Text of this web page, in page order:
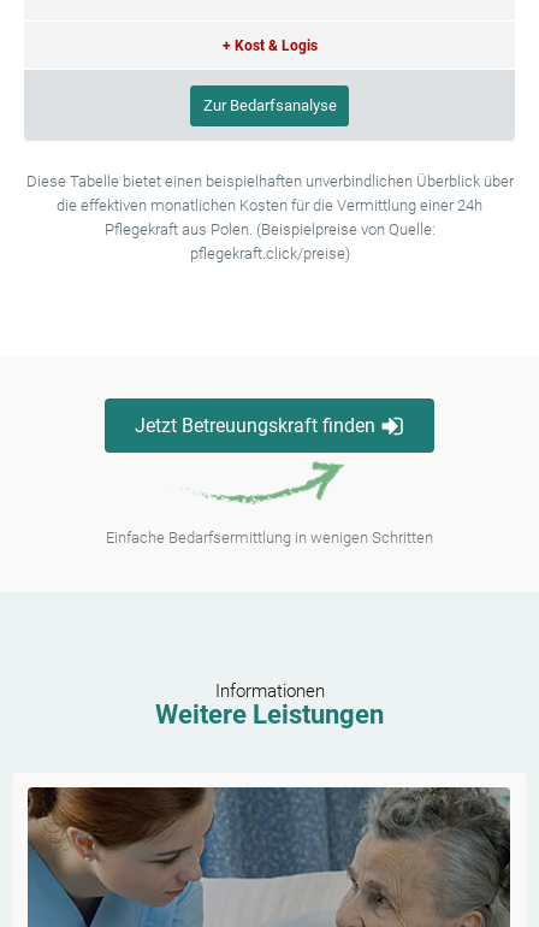
+ Kost & Logis
Zur Bedarfsanalyse
Diese Tabelle bietet einen beispielhaften unverbindlichen Überblick über
die effektiven monatlichen Kosten für die Vermittlung einer 24h
Pflegekraft aus Polen. (Beispielpreise von Quelle:
pflegekraft.click/preise)
Jetzt Betreuungskraft finden
Einfache Bedarfsermittlung in wenigen Schritten
Informationen
Weitere Leistungen